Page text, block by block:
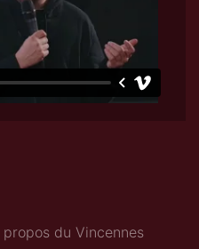
propos du Vincennes